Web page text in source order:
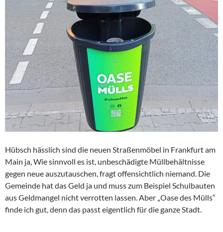
Hübsch hässlich sind die neuen Straßenmöbel in Frankfurt am
Main ja, Wie sinnvoll es ist, unbeschädigte Müllbehältnisse
gegen neue auszutauschen, fragt offensichtlich niemand. Die
Gemeinde hat das Geld ja und muss zum Beispiel Schulbauten
aus Geldmangel nicht verrotten lassen. Aber „Oase des Mülls“
finde ich gut, denn das passt eigentlich für die ganze Stadt.